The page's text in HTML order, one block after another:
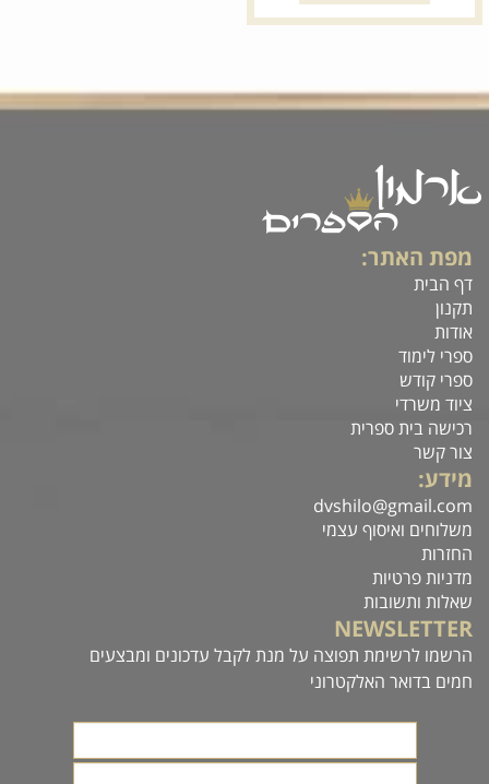
מפת האתר:
דף הבית
תקנון
אודות
ספרי לימוד
ספרי קודש
ציוד משרדי
רכישה בית ספרית
צור קשר
מידע:
dvshilo@gmail.com
משלוחים ואיסוף עצמי
החזרות
מדניות פרטיות
שאלות ותשובות
NEWSLETTER
הרשמו לרשימת תפוצה על מנת לקבל עדכונים ומבצעים
חמים בדואר האלקטרוני